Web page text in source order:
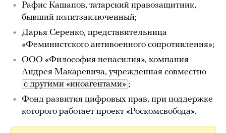
Рафис Кашапов, татарский правозащитник,
бывший политзаключенный;
Дарья Серенко, представительница
«Феминистского антивоенного сопротивления»;
ООО «Философия ненасилия», компания
Андрея Макаревича, учрежденная совместно
с другими «иноагентами» ;
Фонд развития цифровых прав, при поддержке
которого работает проект «Роскомсвобода».